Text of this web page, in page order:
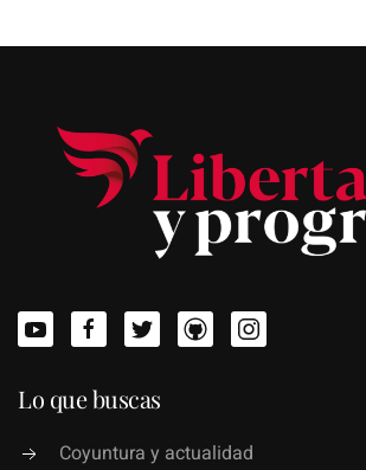
Lo que buscas
Coyuntura y actualidad